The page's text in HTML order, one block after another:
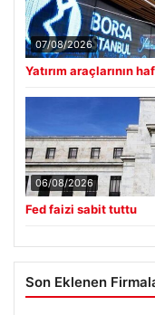
07/08/2026
Yatırım araçlarının
06/08/2026
Fed faizi sabit tuttu
Son Eklenen